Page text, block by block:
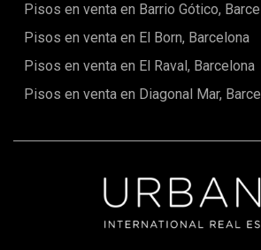
oportunidad excepcional para reinventar
verdaderamente especial con terraza en
Barcelona.El precio de venta no incluye
de notaría o registro, honorarios de
relacionados con la hipoteca (si procede).
Pisos en venta en Barrio Gótico,
Pisos en venta en El Born, Barcelona
Pisos en venta en El Raval, Barcelona
Pisos en venta en Diagonal Mar,